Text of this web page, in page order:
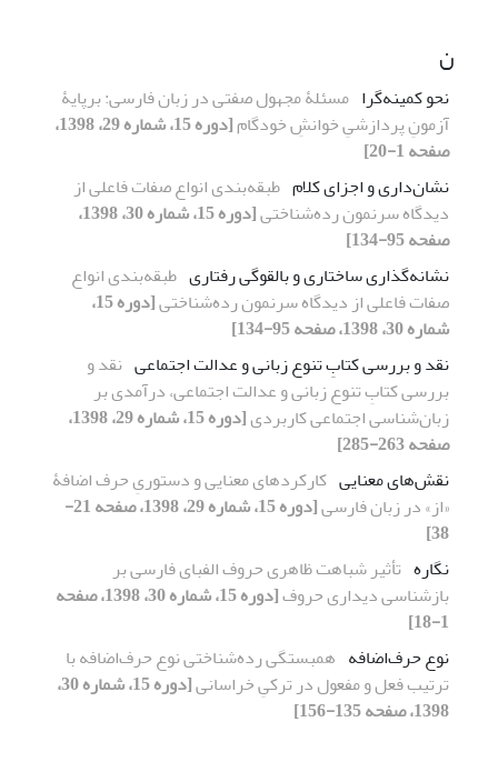
ن
نحو کمینه‌گرا مسئلۀ مجهول صفتی در زبان فارسی: برپایۀ
آزمونِ پردازشیِ خوانشِ خودگام
[دوره 15، شماره 29، 1398،
صفحه 1-20]
نشان‌داری و اجزای کلام طبقه‌بندی انواع صفات فاعلی از
دیدگاه سرنمون رده‌شناختی
[دوره 15، شماره 30، 1398،
صفحه 95-134]
نشانه‌گذاری ساختاری و بالقوگی رفتاری طبقه‌بندی انواع
صفات فاعلی از دیدگاه سرنمون رده‌شناختی
[دوره 15،
شماره 30، 1398، صفحه 95-134]
نقد و بررسی کتابِ تنوع زبانی و عدالت اجتماعی نقد و
بررسی کتابِ تنوع زبانی و عدالت اجتماعی، درآمدی بر
زبان‌شناسی اجتماعی کاربردی
[دوره 15، شماره 29، 1398،
صفحه 263-285]
نقش‌های معنایی کارکردهای معنایی و دستوریِ حرف اضافۀ
«از» در زبان فارسی
[دوره 15، شماره 29، 1398، صفحه 21-
38]
نگاره تأثیر شباهت ظاهری حروف الفبای فارسی بر
بازشناسی دیداری حروف
[دوره 15، شماره 30، 1398، صفحه
1-18]
نوع حرف‌اضافه همبستگی رده‌شناختی نوع حرف‌اضافه با
ترتیب فعل و مفعول در ترکیِ خراسانی
[دوره 15، شماره 30،
1398، صفحه 135-156]